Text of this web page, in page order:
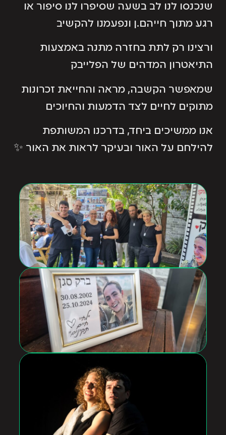
שנכנסו לנו לב בשעה שסיפרו לנו סיפור או
רגע מתוך חייהם.ן ונפעמנו להקשיב
ורצינו רק לתת בחזרה מתנה באמצעות
התיאטרון המדהים של הפלייבק
שמאפשר הקשבה, מראה והחייאת זכרונות
מתוקים לחיים לצד הדמעות והחיוכים
אנו ממשיכים ביחד, בדרכנו המשותפת
להילחם על האור ובעיקר לראות את האור ✨